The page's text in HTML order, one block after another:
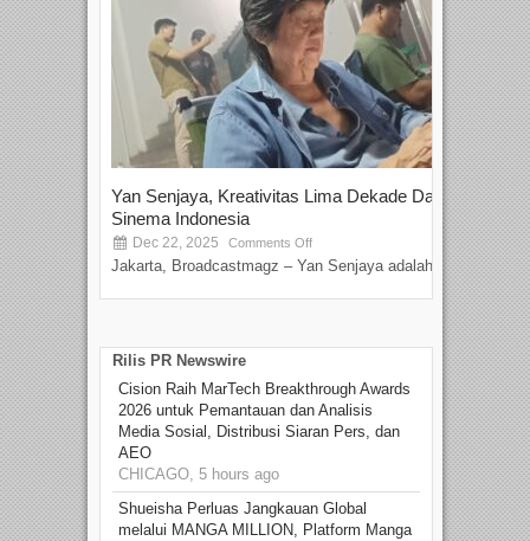
Yan Senjaya, Kreativitas Lima Dekade Dalam
Sinema Indonesia
Dec 22, 2025 Comments Off
Jakarta, Broadcastmagz – Yan Senjaya adalah...
Rilis PR Newswire
Cision Raih MarTech Breakthrough Awards
2026 untuk Pemantauan dan Analisis
Media Sosial, Distribusi Siaran Pers, dan
AEO
CHICAGO, 5 hours ago
Shueisha Perluas Jangkauan Global
melalui MANGA MILLION, Platform Manga